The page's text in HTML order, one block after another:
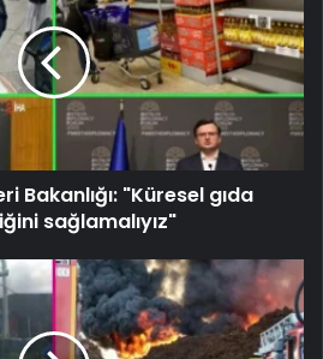
Bakanlığı: "Küresel gıda
sağlamalıyız"